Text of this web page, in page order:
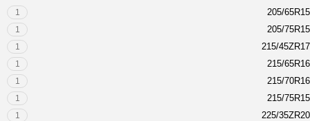
205/65R15
1
205/75R15
1
215/45ZR17
1
215/65R16
1
215/70R16
1
215/75R15
1
225/35ZR20
1